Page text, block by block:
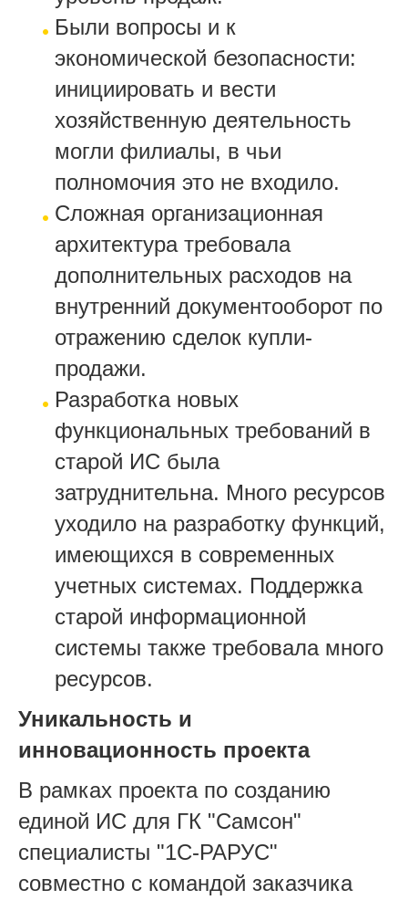
Были вопросы и к
экономической безопасности:
инициировать и вести
хозяйственную деятельность
могли филиалы, в чьи
полномочия это не входило.
Сложная организационная
архитектура требовала
дополнительных расходов на
внутренний документооборот по
отражению сделок купли-
продажи.
Разработка новых
функциональных требований в
старой ИС была
затруднительна. Много ресурсов
уходило на разработку функций,
имеющихся в современных
учетных системах. Поддержка
старой информационной
системы также требовала много
ресурсов.
Уникальность и
инновационность проекта
В рамках проекта по созданию
единой ИС для ГК "Самсон"
специалисты "1С-РАРУС"
совместно с командой заказчика